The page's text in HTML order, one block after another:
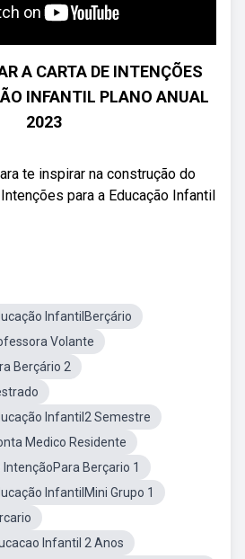
A CARTA DE INTENÇÕES
INFANTIL PLANO ANUAL
2023
te inspirar na construção do
para a Educação Infantil
InfantilBerçário
Volante
Berçário 2
Infantil2 Semestre
Medico Residente
IntençãoPara Berçario 1
InfantilMini Grupo 1
Infantil 2 Anos